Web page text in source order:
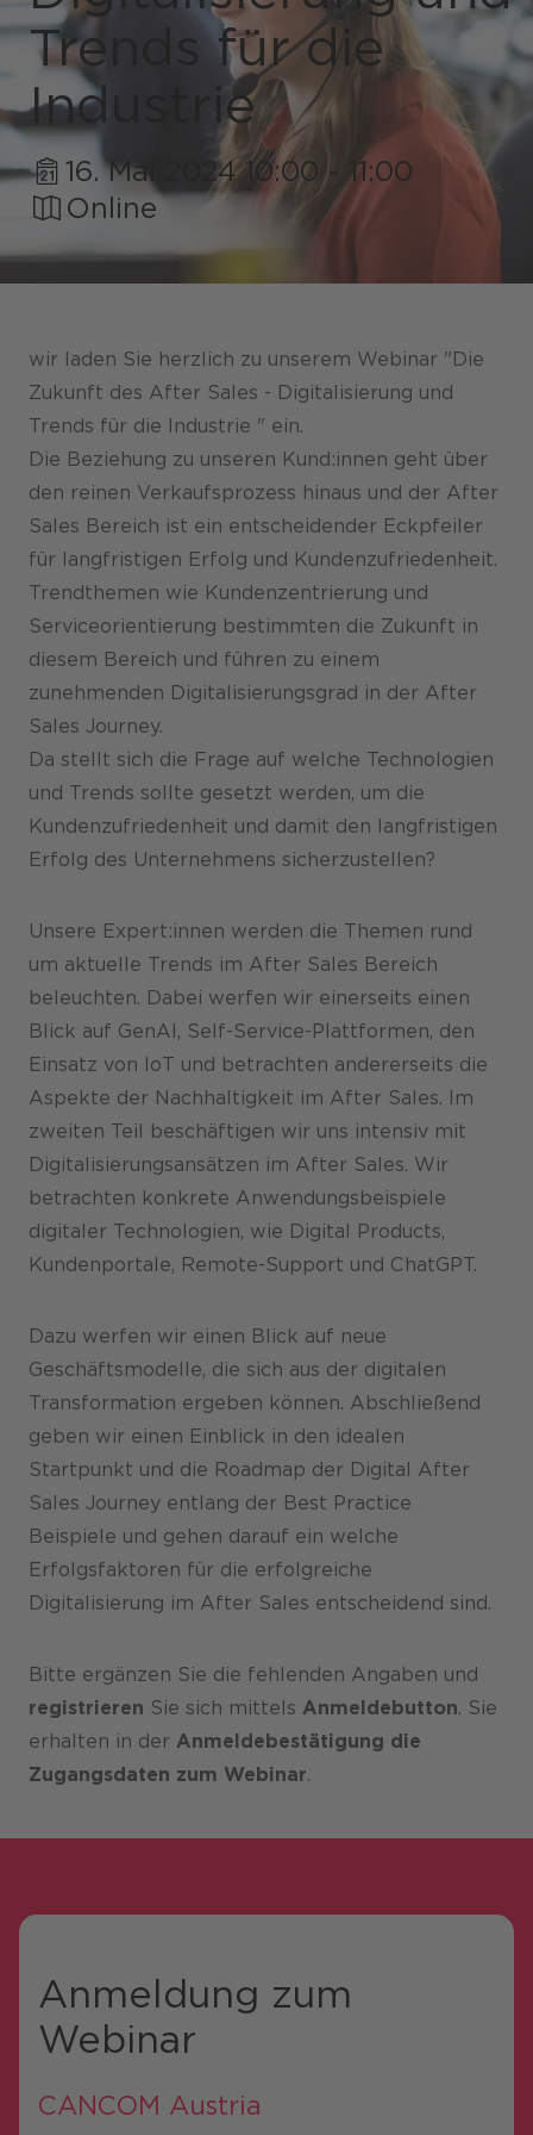
Shops / Marketplace / Portale
Unternehmen
Presse
Blog
Podcast
Nachhaltigkeit CANCOM SE
Nachhaltigkeit CANCOM Austria
Karriere
Trends für die
Industrie
16. Mai 2024 10:00 - 11:00
Online
wir laden Sie herzlich zu unserem Webinar "Die
Zukunft des After Sales - Digitalisierung und
Trends für die Industrie " ein.
Die Beziehung zu unseren Kund:innen geht über
den reinen Verkaufsprozess hinaus und der After
Sales Bereich ist ein entscheidender Eckpfeiler
für langfristigen Erfolg und Kundenzufriedenheit.
Trendthemen wie Kundenzentrierung und
Serviceorientierung bestimmten die Zukunft in
diesem Bereich und führen zu einem
zunehmenden Digitalisierungsgrad in der After
Sales Journey.
Da stellt sich die Frage auf welche Technologien
und Trends sollte gesetzt werden, um die
Kundenzufriedenheit und damit den langfristigen
Erfolg des Unternehmens sicherzustellen?
Unsere Expert:innen werden die Themen rund
um aktuelle Trends im After Sales Bereich
beleuchten. Dabei werfen wir einerseits einen
Blick auf GenAI, Self-Service-Plattformen, den
Einsatz von IoT und betrachten andererseits die
Aspekte der Nachhaltigkeit im After Sales. Im
zweiten Teil beschäftigen wir uns intensiv mit
Digitalisierungsansätzen im After Sales. Wir
betrachten konkrete Anwendungsbeispiele
digitaler Technologien, wie Digital Products,
Kundenportale, Remote-Support und ChatGPT.
Dazu werfen wir einen Blick auf neue
Geschäftsmodelle, die sich aus der digitalen
Transformation ergeben können. Abschließend
geben wir einen Einblick in den idealen
Startpunkt und die Roadmap der Digital After
Sales Journey entlang der Best Practice
Beispiele und gehen darauf ein welche
Erfolgsfaktoren für die erfolgreiche
Digitalisierung im After Sales entscheidend sind.
Bitte ergänzen Sie die fehlenden Angaben und
registrieren Sie sich mittels Anmeldebutton. Sie
erhalten in der Anmeldebestätigung die
Zugangsdaten zum Webinar.
Anmeldung zum
Webinar
CANCOM Austria